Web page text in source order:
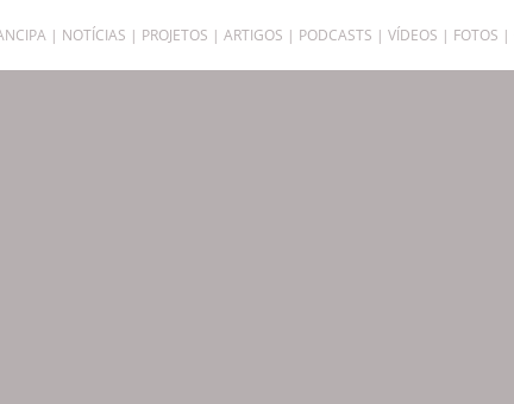
NOTÍCIAS PROJETOS ARTIGOS PODCASTS VÍDEOS FOTOS